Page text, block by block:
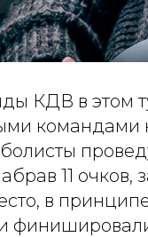
КДВ в этом
командами
11
в